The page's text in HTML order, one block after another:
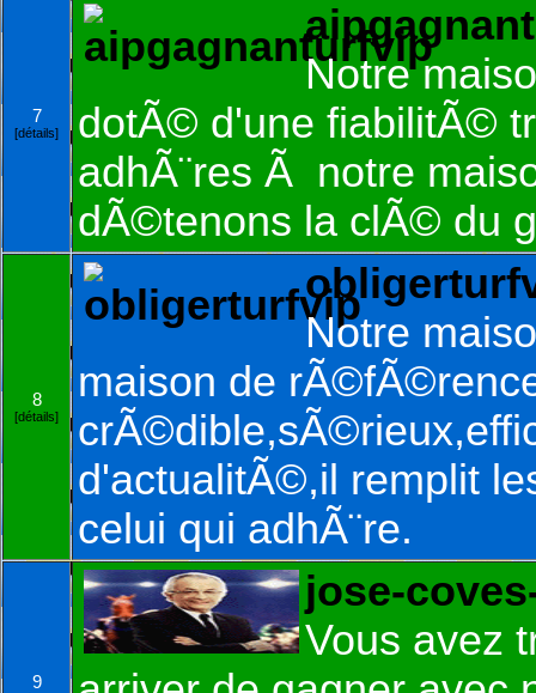
7
[détails]
Notre
dotÃ© d'une fiabilitÃ©
adhÃ¨res Ã notre
dÃ©tenons la clÃ© du
8
[détails]
Notre
maison de
d'actualitÃ©,il remplit
celui qui adhÃ¨re.
9
jose-
Vous avez